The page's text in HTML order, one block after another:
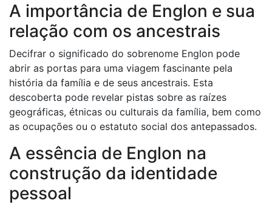
A importância de Englon e sua
relação com os ancestrais
Decifrar o significado do sobrenome Englon pode
abrir as portas para uma viagem fascinante pela
história da família e de seus ancestrais. Esta
descoberta pode revelar pistas sobre as raízes
geográficas, étnicas ou culturais da família, bem como
as ocupações ou o estatuto social dos antepassados.
A essência de Englon na
construção da identidade
pessoal